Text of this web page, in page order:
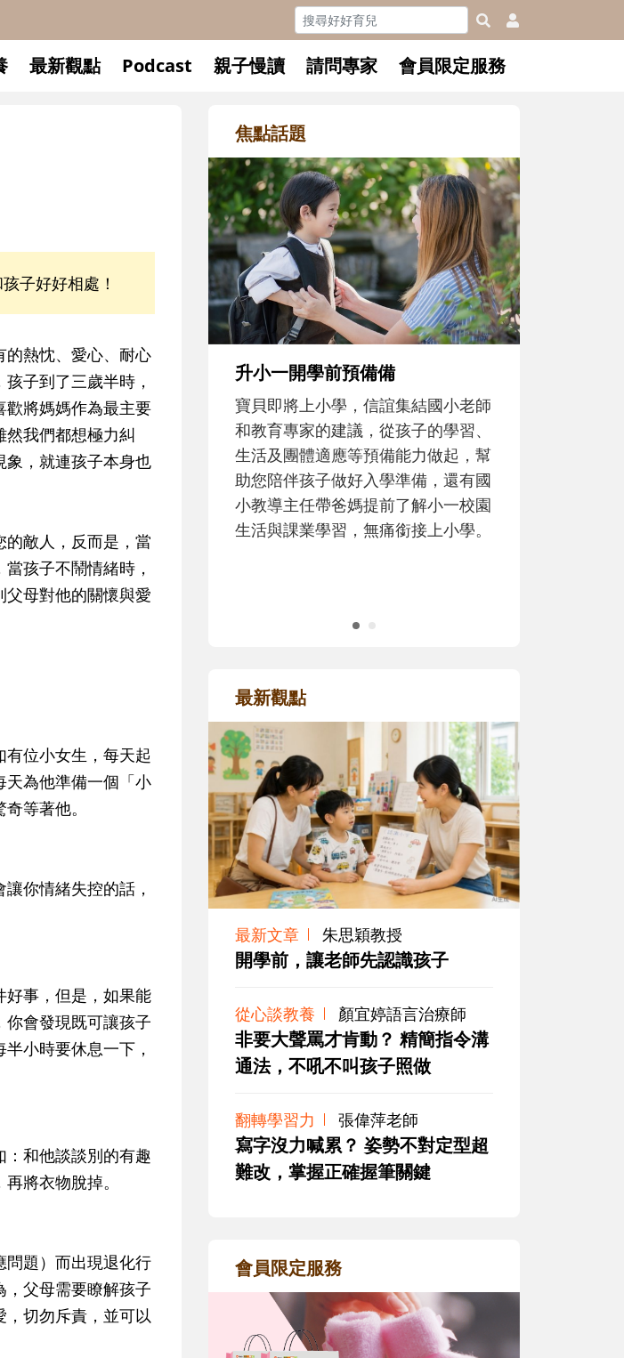
最新觀點 Podcast 親子慢讀 請問專家 會員限定服務
子好好相處！
的熱忱、愛心、耐心
子到了三歲半時，
歡將媽媽作為最主要
然我們都想極力糾
象，就連孩子本身也
敵人，反而是，當
孩子不鬧情緒時，
母對他的關懷與愛
位小女生，每天起
天為他準備一個「小
等著他。
你情緒失控的話，
好事，但是，如果能
會發現既可讓孩子
小時要休息一下，
和他談談別的有趣
將衣物脫掉。
問題）而出現退化行
父母需要瞭解孩子
切勿斥責，並可以
焦點話題
學前預備備
小學，信誼集結國小老師
的建議，從孩子的學習、
適應等預備能力做起，幫
學習，無痛銜接上小學。
和孩子一起長大的那個男人│讀
懂父親的不同模樣
沒有人天生就擅長當爸爸！男人總是
在一次次「前所未有」的體驗中，跟
著孩子一起長大。從給予安全感的肢
體遊戲，到獨立自主、角色認同及解
決問題的能力養成。爸爸正嘗試用不
同的模樣，參與孩子每個重要的成長
歷程。
最新觀點
最新文章 朱思穎教授
開學前，讓老師先認識孩子
從心談教養 顏宜婷語言治療師
非要大聲罵才肯動？ 精簡指令溝
通法，不吼不叫孩子照做
翻轉學習力 張偉萍老師
寫字沒力喊累？ 姿勢不對定型超
難改，掌握正確握筆關鍵
會員限定服務